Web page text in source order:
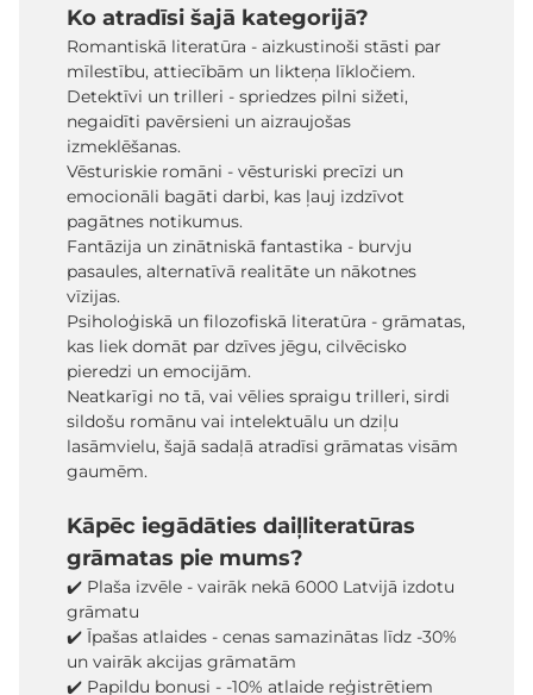
Ko atradīsi šajā kategorijā?
Romantiskā literatūra - aizkustinoši stāsti par
mīlestību, attiecībām un likteņa līkločiem.
Detektīvi un trilleri - spriedzes pilni sižeti,
negaidīti pavērsieni un aizraujošas
izmeklēšanas.
Vēsturiskie romāni - vēsturiski precīzi un
emocionāli bagāti darbi, kas ļauj izdzīvot
pagātnes notikumus.
Fantāzija un zinātniskā fantastika - burvju
pasaules, alternatīvā realitāte un nākotnes
vīzijas.
Psiholoģiskā un filozofiskā literatūra - grāmatas,
kas liek domāt par dzīves jēgu, cilvēcisko
pieredzi un emocijām.
Neatkarīgi no tā, vai vēlies spraigu trilleri, sirdi
sildošu romānu vai intelektuālu un dziļu
lasāmvielu, šajā sadaļā atradīsi grāmatas visām
gaumēm.
Kāpēc iegādāties daiļliteratūras
grāmatas pie mums?
✔️ Plaša izvēle - vairāk nekā 6000 Latvijā izdotu
grāmatu
✔️ Īpašas atlaides - cenas samazinātas līdz -30%
un vairāk akcijas grāmatām
✔️ Papildu bonusi - -10% atlaide reģistrētiem